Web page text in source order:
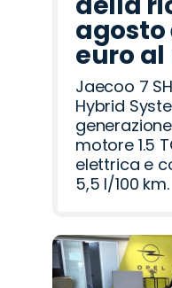
agosto
euro al
Jaecoo 7
Hybrid
motore 1.5
elettrica e
5,5 l/100 km.